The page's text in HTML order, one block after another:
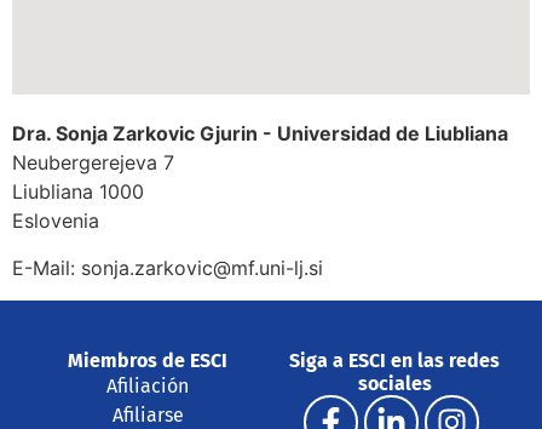
Dra. Sonja Zarkovic Gjurin - Universidad de Liubliana
Neubergerejeva 7
Liubliana 1000
Eslovenia
E-Mail: sonja.zarkovic@mf.uni-lj.si
Miembros de ESCI
Afiliación
Afiliarse
Siga a ESCI en las redes
sociales